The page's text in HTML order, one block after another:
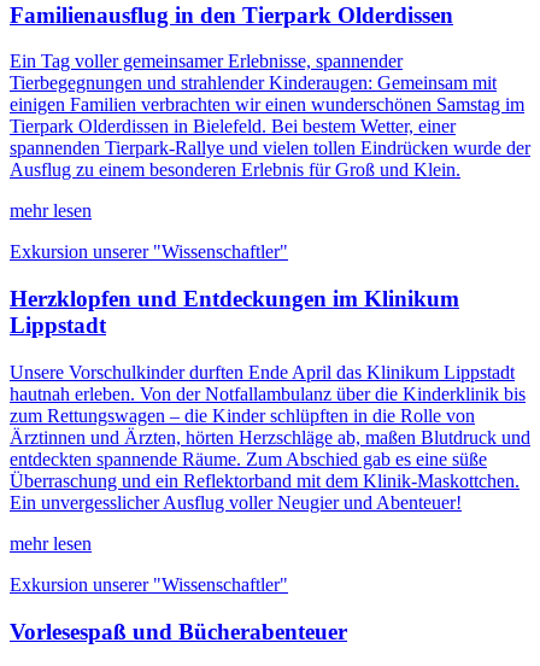
Familienausflug in den Tierpark Olderdissen
Ein Tag voller gemeinsamer Erlebnisse, spannender
Tierbegegnungen und strahlender Kinderaugen: Gemeinsam mit
einigen Familien verbrachten wir einen wunderschönen Samstag im
Tierpark Olderdissen in Bielefeld. Bei bestem Wetter, einer
spannenden Tierpark-Rallye und vielen tollen Eindrücken wurde der
Ausflug zu einem besonderen Erlebnis für Groß und Klein.
mehr lesen
Exkursion unserer "Wissenschaftler"
Herzklopfen und Entdeckungen im Klinikum
Lippstadt
Unsere Vorschulkinder durften Ende April das Klinikum Lippstadt
hautnah erleben. Von der Notfallambulanz über die Kinderklinik bis
zum Rettungswagen – die Kinder schlüpften in die Rolle von
Ärztinnen und Ärzten, hörten Herzschläge ab, maßen Blutdruck und
entdeckten spannende Räume. Zum Abschied gab es eine süße
Überraschung und ein Reflektorband mit dem Klinik-Maskottchen.
Ein unvergesslicher Ausflug voller Neugier und Abenteuer!
mehr lesen
Exkursion unserer "Wissenschaftler"
Vorlesespaß und Bücherabenteuer